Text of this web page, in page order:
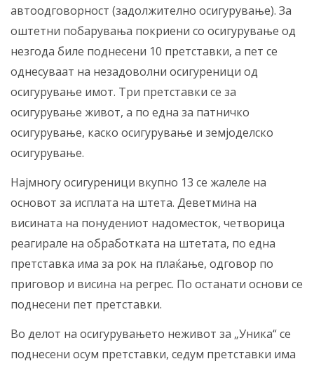
автоодговорност (задолжително осигурување). За
оштетни побарувања покриени со осигурување од
незгода биле поднесени 10 претставки, а пет се
однесуваат на незадоволни осигуреници од
осигурување имот. Три претставки се за
осигурување живот, а по една за патничко
осигурување, каско осигурување и земјоделско
осигурување.
Најмногу осигуреници вкупно 13 се жалеле на
основот за исплата на штета. Деветмина на
висината на понудениот надоместок, четворица
реагирале на обработката на штетата, по една
претставка има за рок на плаќање, одговор по
приговор и висина на регрес. По останати основи се
поднесени пет претставки.
Во делот на осигурувањето неживот за „Уника“ се
поднесени осум претставки, седум претставки има